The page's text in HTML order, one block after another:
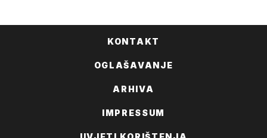
KONTAKT
OGLAŠAVANJE
ARHIVA
IMPRESSUM